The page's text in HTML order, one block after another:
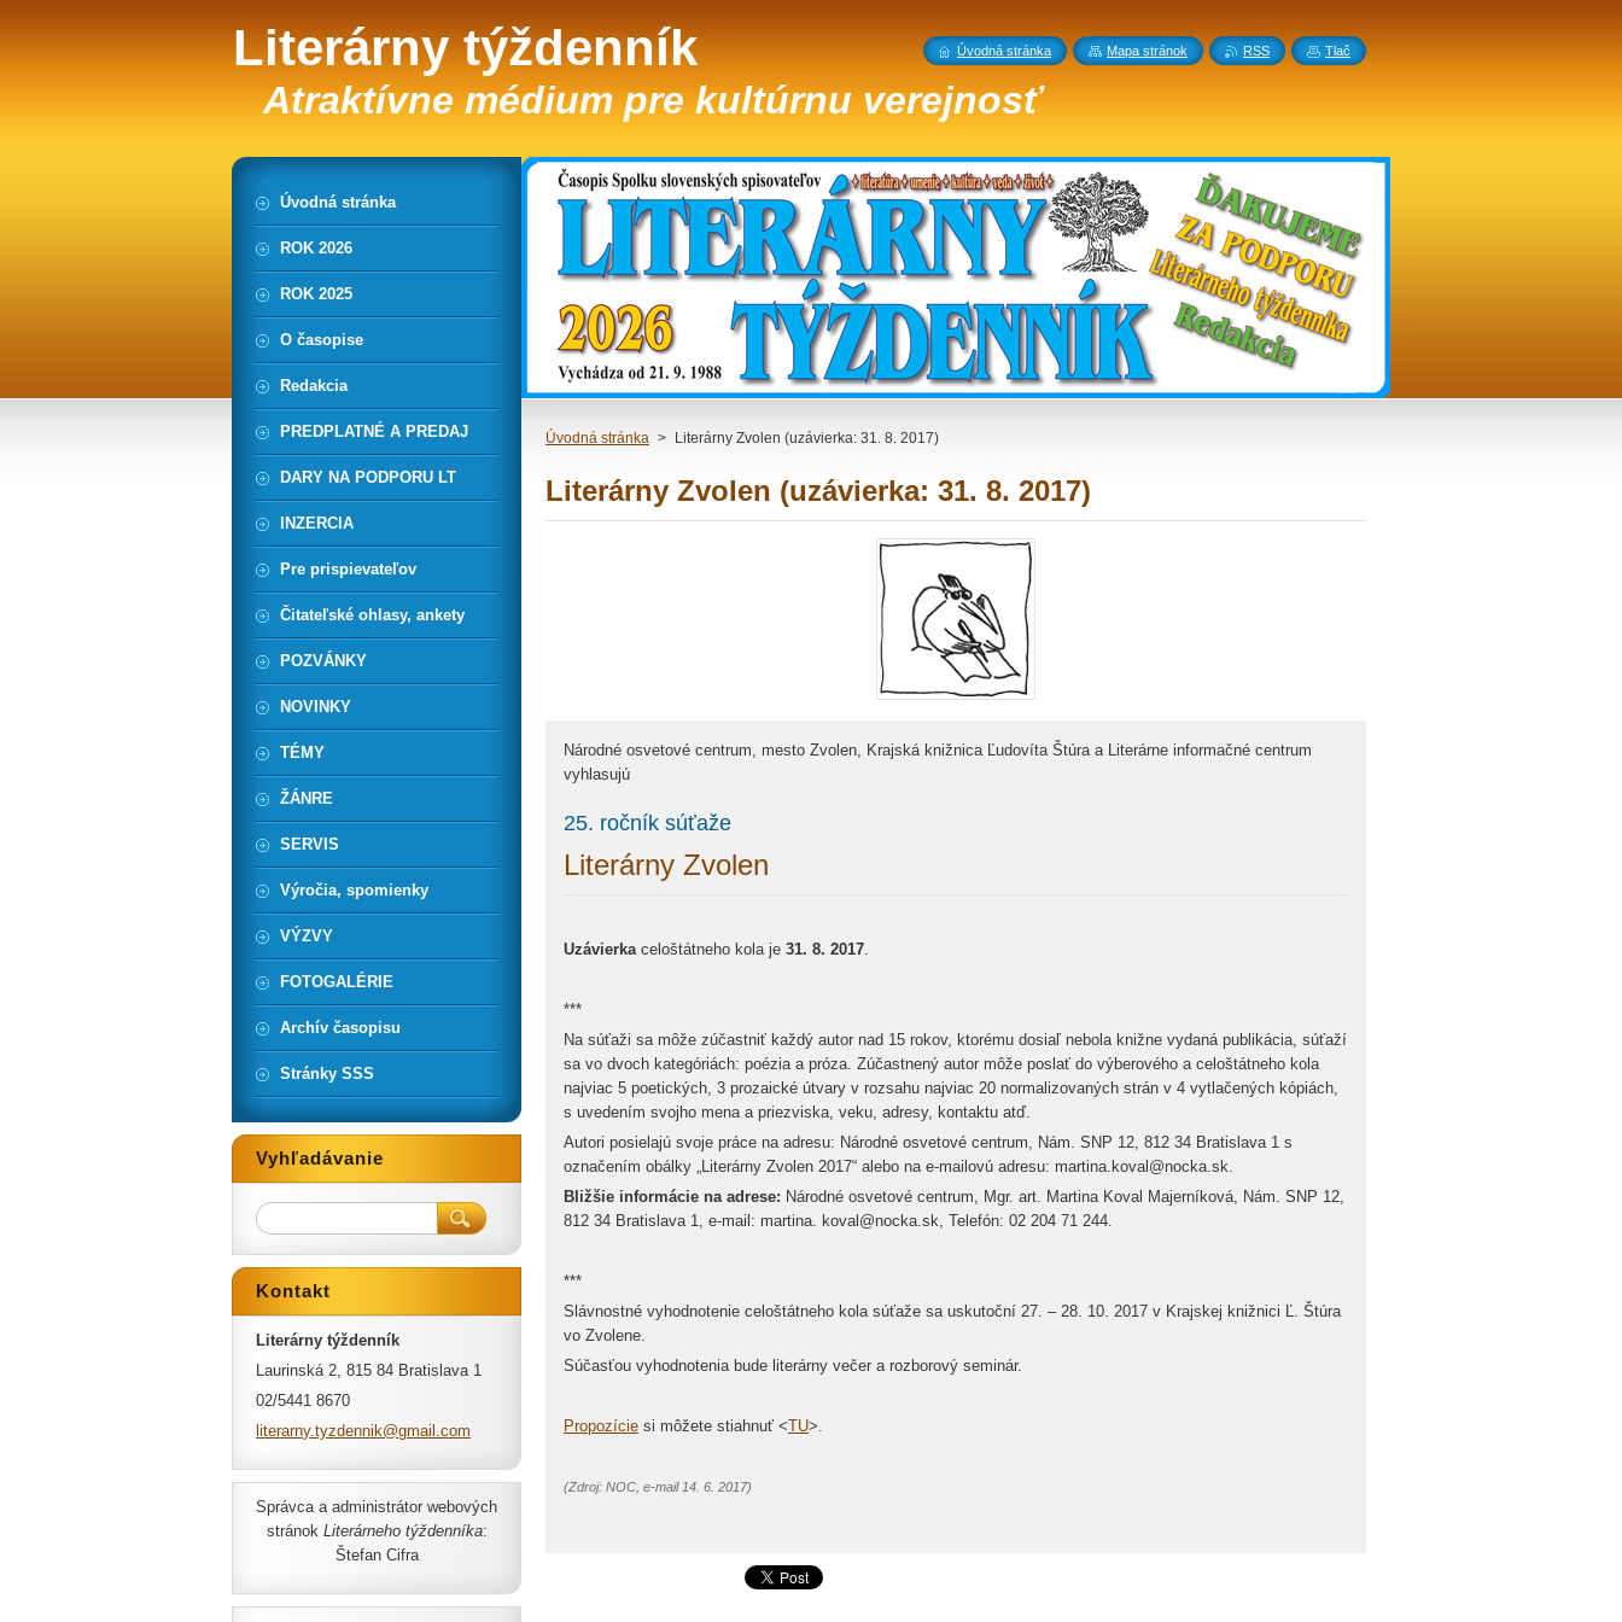
Literárny týždenník
Atraktívne médium pre kultúrnu verejnosť
Úvodná stránka > Literárny Zvolen (uzávierka: 31. 8. 2017)
Literárny Zvolen (uzávierka: 31. 8. 2017)
Národné osvetové centrum, mesto Zvolen, Krajská knižnica Ľudovíta Štúra a Literárne informačné centrum
vyhlasujú
25. ročník súťaže
Literárny Zvolen
Uzávierkaceloštátneho kola je 31. 8. 2017.
***
Na súťaži sa môže zúčastniť každý autor nad 15 rokov, ktorému dosiaľ nebola knižne vydaná publikácia, súťaží
sa vo dvoch kategóriách: poézia a próza. Zúčastnený autor môže poslať do výberového a celoštátneho kola
najviac 5 poetických, 3 prozaické útvary v rozsahu najviac 20 normalizovaných strán v 4 vytlačených kópiách,
s uvedením svojho mena a priezviska, veku, adresy, kontaktu atď.
Autori posielajú svoje práce na adresu: Národné osvetové centrum, Nám. SNP 12, 812 34 Bratislava 1 s
označením obálky „Literárny Zvolen 2017“ alebo na e-mailovú adresu: martina.koval@nocka.sk.
Bližšie informácie na adrese: Národné osvetové centrum, Mgr. art. Martina Koval Majerníková, Nám. SNP 12,
812 34 Bratislava 1, e-mail: martina. koval@nocka.sk, Telefón: 02 204 71 244.
***
Slávnostné vyhodnotenie celoštátneho kola súťaže sa uskutoční 27. – 28. 10. 2017 v Krajskej knižnici Ľ. Štúra
vo Zvolene.
Súčasťou vyhodnotenia bude literárny večer a rozborový seminár.
Propozície si môžete stiahnuť <TU>.
(Zdroj: NOC, e-mail 14. 6. 2017)
Úvodná stránka
ROK 2026
ROK 2025
O časopise
Redakcia
PREDPLATNÉ A PREDAJ
DARY NA PODPORU LT
INZERCIA
Pre prispievateľov
Čitateľské ohlasy, ankety
POZVÁNKY
NOVINKY
TÉMY
ŽÁNRE
SERVIS
Výročia, spomienky
VÝZVY
FOTOGALÉRIE
Archív časopisu
Stránky SSS
Vyhľadávanie
Kontakt
Literárny týždenník
Laurinská 2, 815 84 Bratislava 1
02/5441 8670
literarny.tyzdennik@gmai l.com
Správca a administrátor webových
stránok Literárneho týždenníka:
Štefan Cifra
Úvodná stránka Mapa stránok RSS Tlač